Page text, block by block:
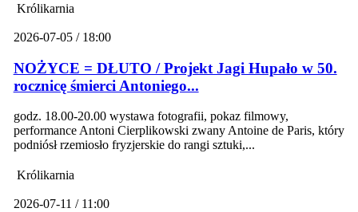
Królikarnia
2026-07-05 / 18:00
NOŻYCE = DŁUTO / Projekt Jagi Hupało w 50.
rocznicę śmierci Antoniego...
godz. 18.00-20.00 wystawa fotografii, pokaz filmowy,
performance Antoni Cierplikowski zwany Antoine de Paris, który
podniósł rzemiosło fryzjerskie do rangi sztuki,...
Królikarnia
2026-07-11 / 11:00